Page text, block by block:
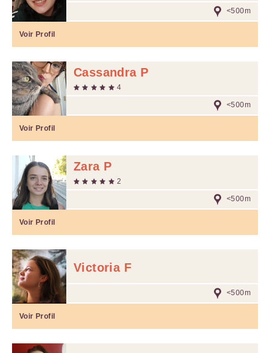
<500m
Voir Profil
Cassandra P
4
<500m
Voir Profil
Zara P
2
<500m
Voir Profil
Victoria F
<500m
Voir Profil